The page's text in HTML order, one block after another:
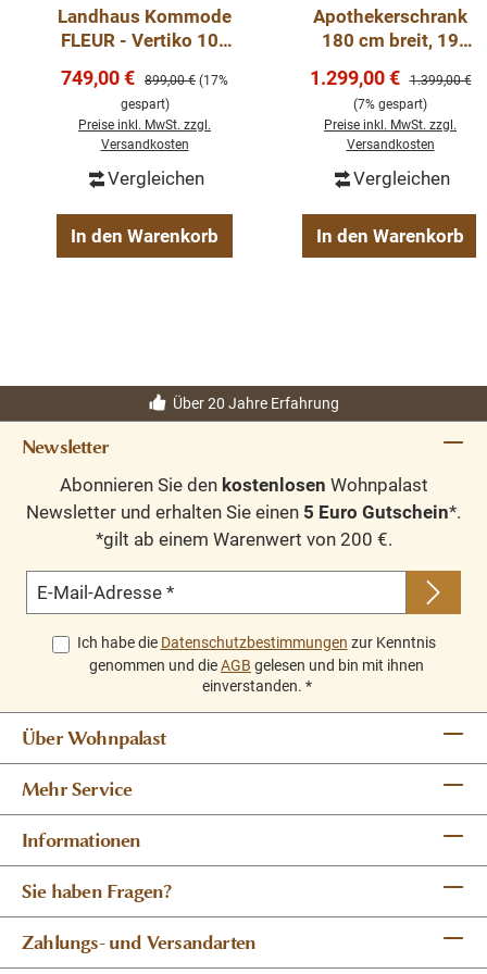
Landhaus Kommode
FLEUR - Vertiko 100
Verkaufspreis:
749,00 € Regulärer Preis:
899,00 € (17%
gespart)
Preise inkl. MwSt. zzgl.
Versandkosten
Vergleichen
In den Warenkorb
Apothekerschrank
180 cm breit, 19
Kommode Landhaus
Verkaufspreis:
1.299,00 € Regulärer
1.399,00 €
(7% gespart)
Preise inkl. MwSt. zzgl.
Versandkosten
Vergleichen
In den Warenkorb
Über 20 Jahre Erfahrung
Newsletter
Abonnieren Sie den kostenlosen Wohnpalast
Newsletter und erhalten Sie einen 5 Euro Gutschein*.
*gilt ab einem Warenwert von 200 €.
E-Mail-Adresse *
Ich habe die Datenschutzbestimmungen zur Kenntnis
genommen und dieAGB gelesen und bin mit ihnen
einverstanden. *
Über Wohnpalast
Mehr Service
Informationen
Sie haben Fragen?
Zahlungs- und Versandarten